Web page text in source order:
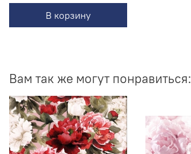
В корзину
Вам так же могут понравиться: